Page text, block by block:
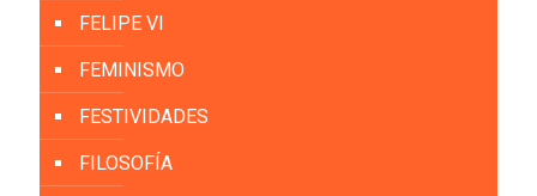
FELIPE VI
FEMINISMO
FESTIVIDADES
FILOSOFÍA